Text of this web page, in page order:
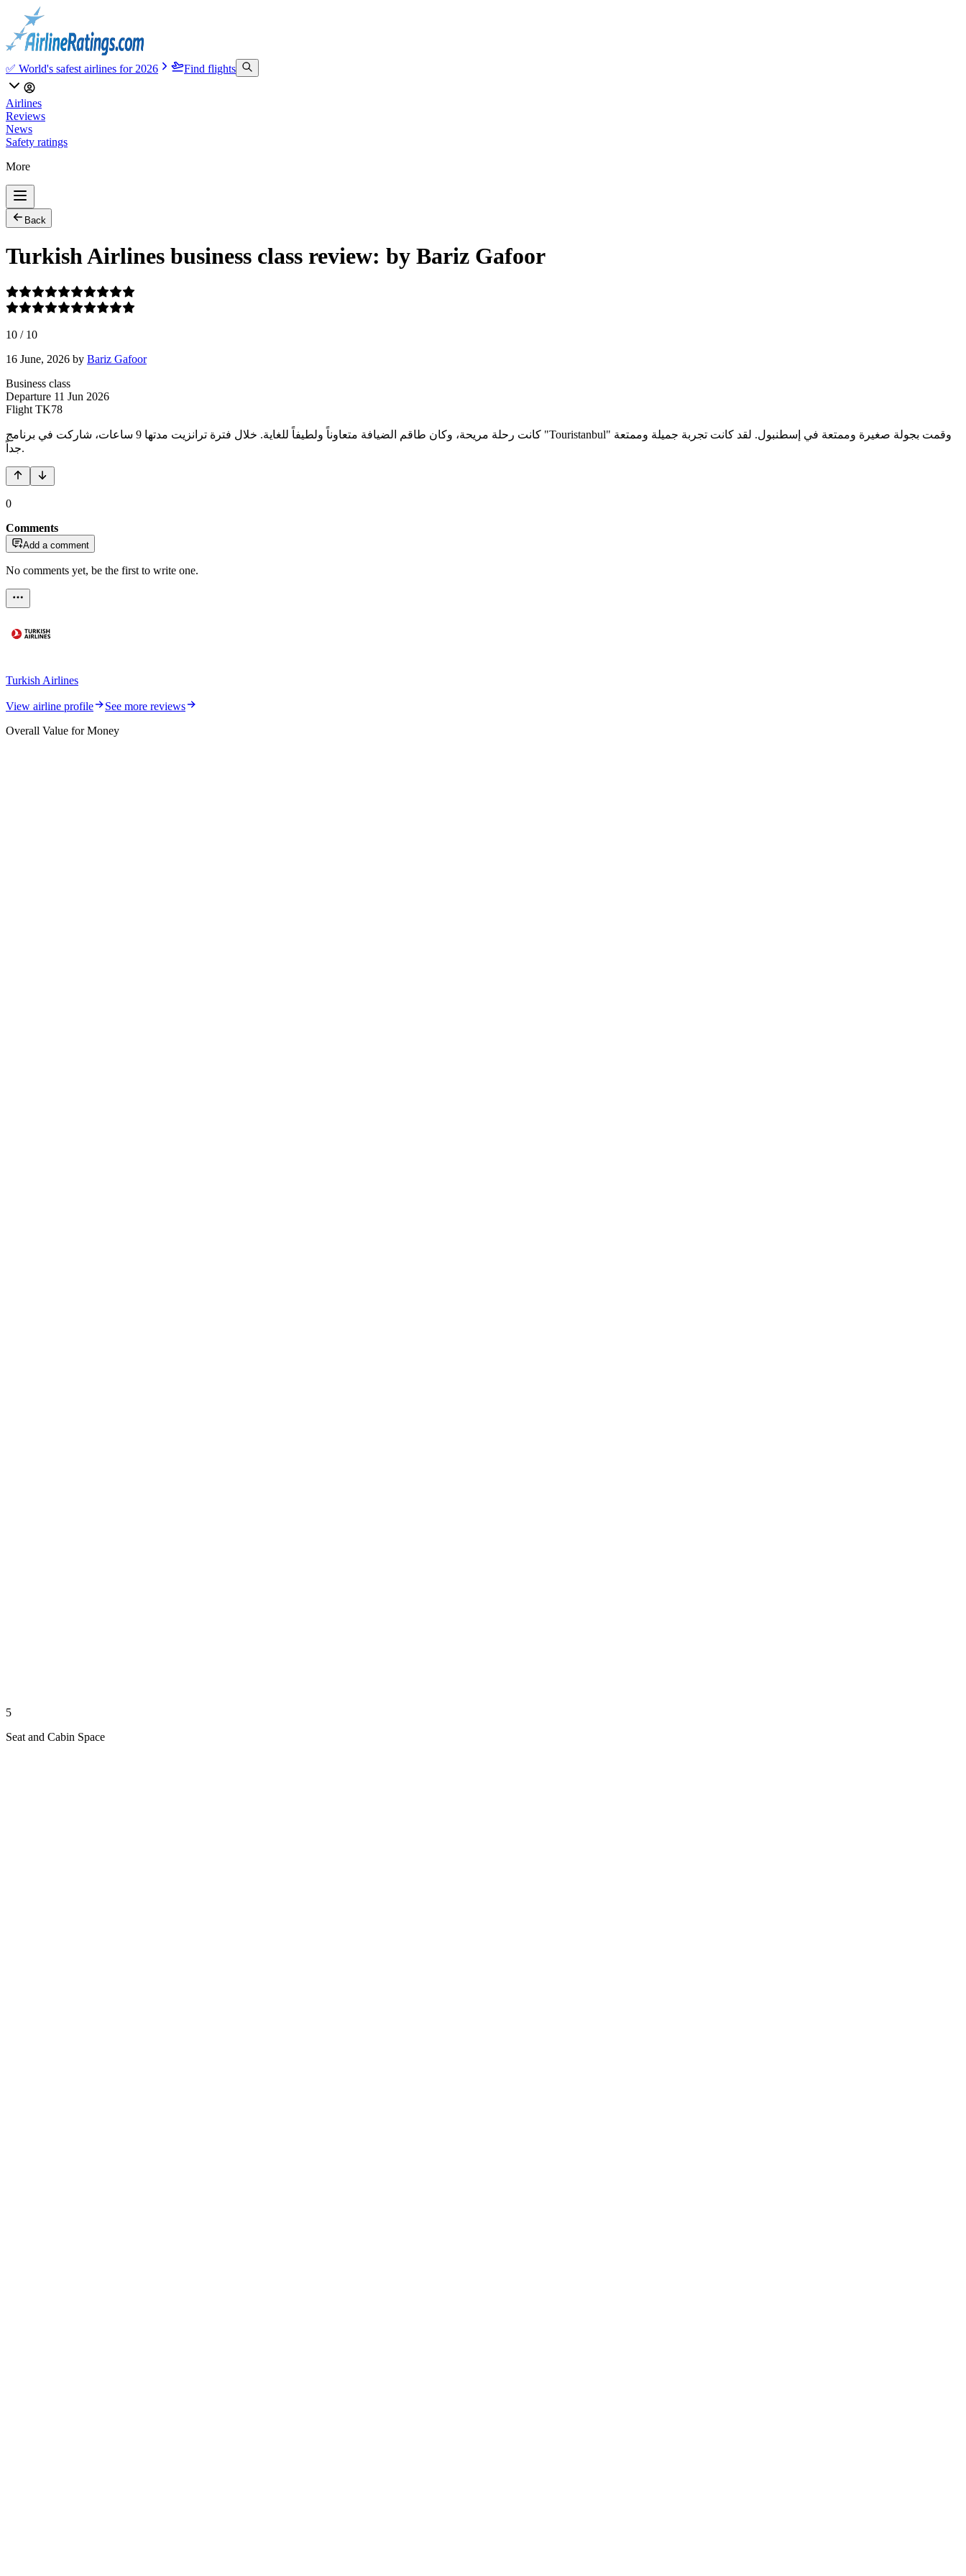
✅ World's safest airlines for 2026 Find flights
Airlines
Reviews
News
Safety ratings
More
Back
Turkish Airlines business class review: by Bariz Gafoor
10 / 10
16 June, 2026 by Bariz Gafoor
Business class
Departure 11 Jun 2026
Flight TK78
كانت رحلة مريحة، وكان طاقم الضيافة متعاوناً ولطيفاً للغاية. خلال فترة ترانزيت مدتها 9 ساعات، شاركت في برنامج "Touristanbul" وقمت بجولة صغيرة وممتعة في إسطنبول. لقد كانت تجربة جميلة وممتعة
جداً.
0
Comments
Add a comment
No comments yet, be the first to write one.
Turkish Airlines
View airline profile
See more reviews
Overall Value for Money
5
Seat and Cabin Space